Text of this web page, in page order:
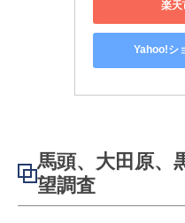
楽天
Yahoo!シ
馬頭、大田原、
望調査